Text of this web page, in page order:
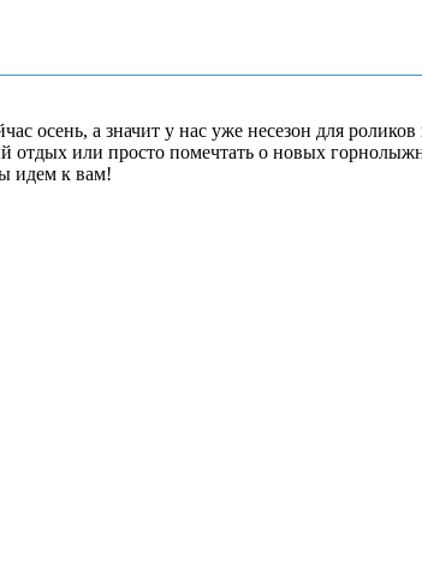
осень, а значит у нас уже несезон для
или просто помечтать о новых
идем к вам!